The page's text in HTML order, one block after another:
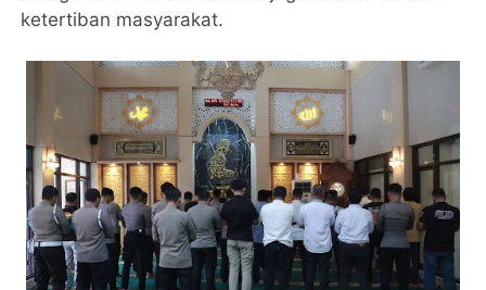
ketertiban masyarakat.